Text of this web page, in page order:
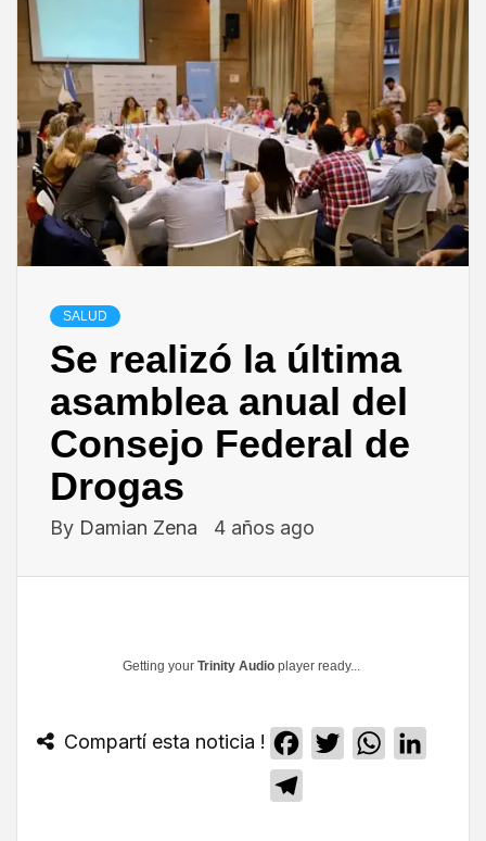
SALUD
Se realizó la última
asamblea anual del
Consejo Federal de
Drogas
By Damian Zena 4 años ago
Getting your Trinity Audio player ready...
Compartí esta noticia ! Facebook
TwitterWhatsApp